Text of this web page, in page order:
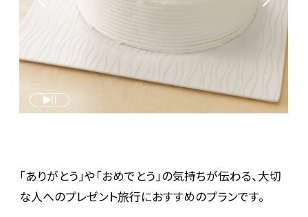
「ありがとう」や「おめでとう」の気持ちが伝わる、大切
な人へのプレゼント旅行におすすめのプランです。